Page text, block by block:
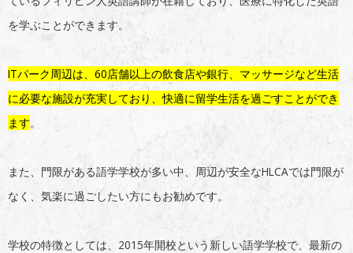
を学ぶことができます。
ITパーク周辺は、60店舗以上の飲食店や銀行、マッサージなど生活
に必要な施設が充実しており、快適に留学生活を過ごすことができ
ます。
また、門限がある語学学校が多い中、周辺が安全なHLCAでは門限が
なく、気楽に過ごしたい方にもお勧めです。
学校の特徴としては、2015年開校という新しい語学学校で、最新の